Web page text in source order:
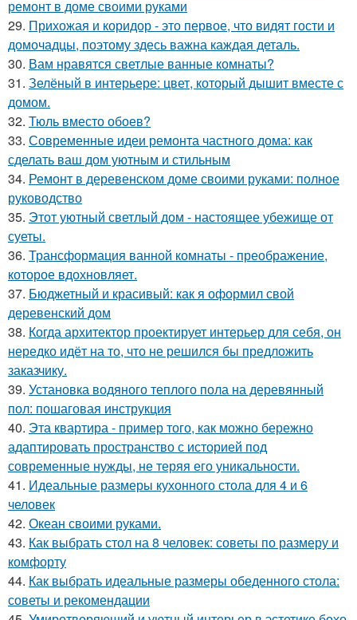
ремонт в доме своими руками
29. Прихожая и коридор - это первое, что видят гости и
домочадцы, поэтому здесь важна каждая деталь.
30. Вам нравятся светлые ванные комнаты?
31. Зелёный в интерьере: цвет, который дышит вместе с
домом.
32. Тюль вместо обоев?
33. Современные идеи ремонта частного дома: как
сделать ваш дом уютным и стильным
34. Ремонт в деревенском доме своими руками: полное
руководство
35. Этот уютный светлый дом - настоящее убежище от
суеты.
36. Трансформация ванной комнаты - преображение,
которое вдохновляет.
37. Бюджетный и красивый: как я оформил свой
деревенский дом
38. Когда архитектор проектирует интерьер для себя, он
нередко идёт на то, что не решился бы предложить
заказчику.
39. Установка водяного теплого пола на деревянный
пол: пошаговая инструкция
40. Эта квартира - пример того, как можно бережно
адаптировать пространство с историей под
современные нужды, не теряя его уникальности.
41. Идеальные размеры кухонного стола для 4 и 6
человек
42. Океан своими руками.
43. Как выбрать стол на 8 человек: советы по размеру и
комфорту
44. Как выбрать идеальные размеры обеденного стола:
советы и рекомендации